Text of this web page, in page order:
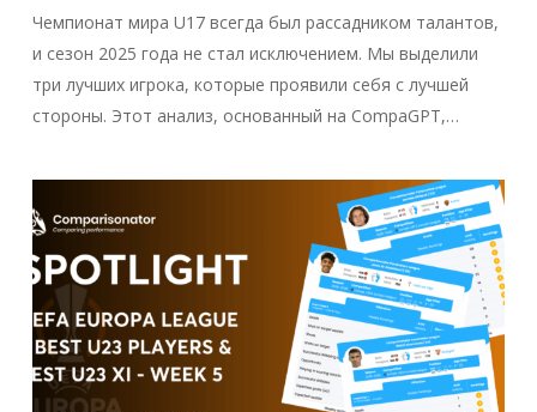
Чемпионат мира U17 всегда был рассадником талантов,
и сезон 2025 года не стал исключением. Мы выделили
три лучших игрока, которые проявили себя с лучшей
стороны. Этот анализ, основанный на CompaGPT,…